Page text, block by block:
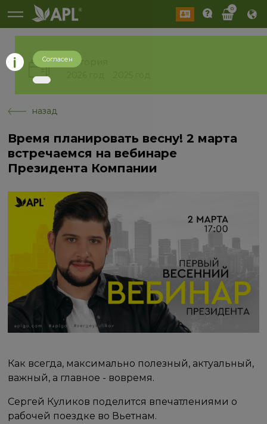
0
История
назад
Время планировать весну! 2 марта
встречаемся на вебинаре
Президента Компании
Как всегда, максимально полезный, актуальный,
важный, а главное - вовремя.
Сергей Куликов поделится впечатлениями о
рабочей поездке во Вьетнам.
Согласен